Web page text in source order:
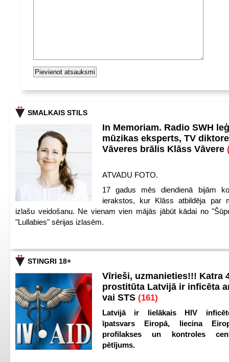
SMALKAIS STILS
In Memoriam. Radio SWH
mūzikas eksperts, TV
Vāveres brālis Klāss Vāvere
ATVADU FOTO.
17 gadus mēs diendienā bijām
ierakstos, kur Klāss atbildēja par
izlašu veidošanu. Ne vienam vien mājās jābūt kādai no
"Lullabies" sērijas izlasēm.
STINGRI 18+
Vīrieši, uzmanieties!!! Katra
prostitūta Latvijā ir inficēta
vai STS (161)
Latvijā ir lielākais HIV
īpatsvars Eiropā, liecina
profilakses un kontroles
pētījums.